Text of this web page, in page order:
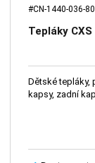
#CN-1440-036-
Tepláky
Dětské tepláky,
kapsy, zadní